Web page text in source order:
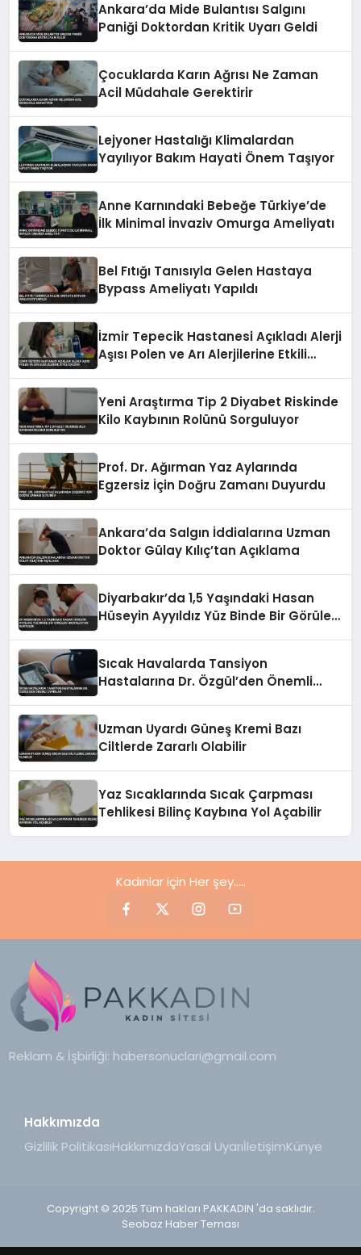
Ankara’da Mide Bulantısı Salgını
Paniği Doktordan Kritik Uyarı Geldi
Çocuklarda Karın Ağrısı Ne Zaman
Acil Müdahale Gerektirir
Lejyoner Hastalığı Klimalardan
Yayılıyor Bakım Hayati Önem Taşıyor
Anne Karnındaki Bebeğe Türkiye’de
İlk Minimal İnvaziv Omurga Ameliyatı
Bel Fıtığı Tanısıyla Gelen Hastaya
Bypass Ameliyatı Yapıldı
İzmir Tepecik Hastanesi Açıkladı Alerji
Aşısı Polen ve Arı Alerjilerine Etkili
Yeni Araştırma Tip 2 Diyabet Riskinde
Kilo Kaybının Rolünü Sorguluyor
Prof. Dr. Ağırman Yaz Aylarında
Egzersiz İçin Doğru Zamanı Duyurdu
Ankara’da Salgın İddialarına Uzman
Doktor Gülay Kılıç’tan Açıklama
Diyarbakır’da 1,5 Yaşındaki Hasan
Hüseyin Ayyıldız Yüz Binde Bir Görülen
Sıcak Havalarda Tansiyon
Hastalarına Dr. Özgül’den Önemli
Uzman Uyardı Güneş Kremi Bazı
Ciltlerde Zararlı Olabilir
Yaz Sıcaklarında Sıcak Çarpması
Tehlikesi Bilinç Kaybına Yol Açabilir
Kadınlar için Her şey.....
Reklam & İşbirliği: habersonuclari@gmail.com
Hakkımızda
Gizlilik PolitikasıHakkımızdaYasal UyarıİletişimKünye
Copyright © 2025 Tüm hakları PAKKADIN 'da saklıdır.
Seobaz Haber Teması